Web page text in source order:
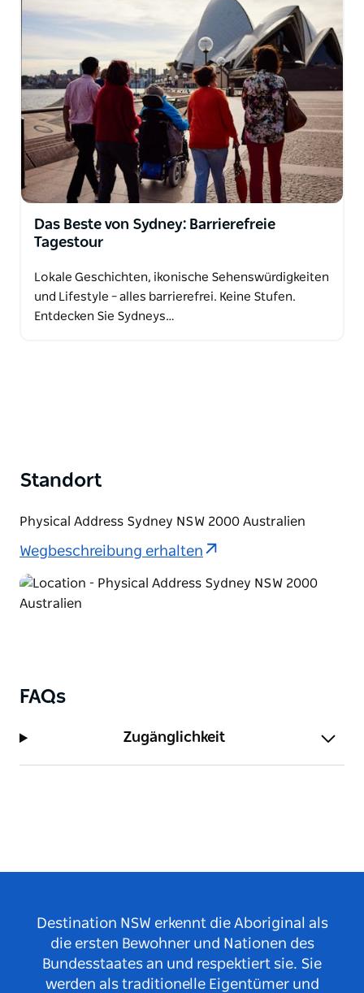
Das Beste von Sydney: Barrierefreie
Tagestour
Lokale Geschichten, ikonische Sehenswürdigkeiten
und Lifestyle – alles barrierefrei. Keine Stufen.
Entdecken Sie Sydneys…
Standort
Physical Address Sydney NSW 2000 Australien
Wegbeschreibung erhalten
FAQs
Zugänglichkeit
Destination NSW erkennt die Aboriginal als
die ersten Bewohner und Nationen des
Bundesstaates an und respektiert sie. Sie
werden als traditionelle Eigentümer und